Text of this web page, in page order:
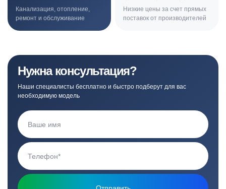
Канализация, отопление,
ремонт и обслуживание
Низкие цены за счет прямых
поставок от производителей
Нужна консультация?
Наши специалисты бесплатно и быстро подберут для вас
необходимую модель